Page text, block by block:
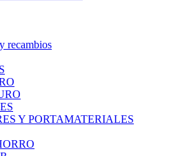
recambios
Y PORTAMATERIALES